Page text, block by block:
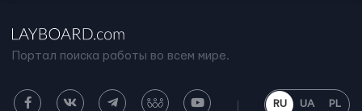
Портал поиска работы во всем мире.
RU UA PL